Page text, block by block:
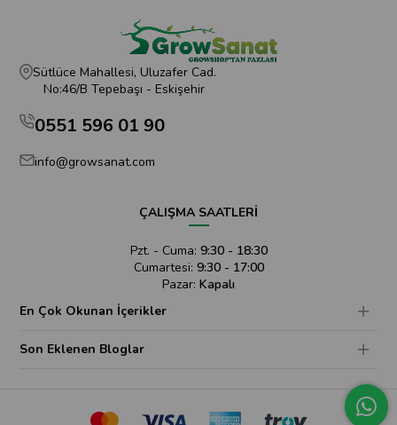
Sütlüce Mahallesi, Uluzafer Cad.
No:46/B Tepebaşı - Eskişehir
0551 596 01 90
info@growsanat.com
ÇALIŞMA SAATLERİ
Pzt. - Cuma: 9:30 - 18:30
Cumartesi: 9:30 - 17:00
Pazar: Kapalı
En Çok Okunan İçerikler
Son Eklenen Bloglar